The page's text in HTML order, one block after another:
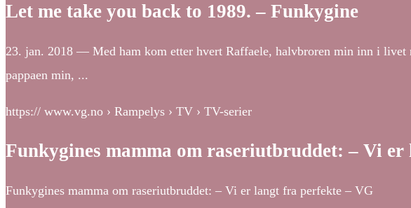
Let me take you back to 1989. – Funkygine
23. jan. 2018 — Med ham kom etter hvert Raffaele, halvbroren min inn i
pappaen min, ...
https:// www.vg.no › Rampelys › TV › TV-serier
Funkygines mamma om raseriutbruddet: – Vi
Funkygines mamma om raseriutbruddet: – Vi er langt fra perfekte – VG